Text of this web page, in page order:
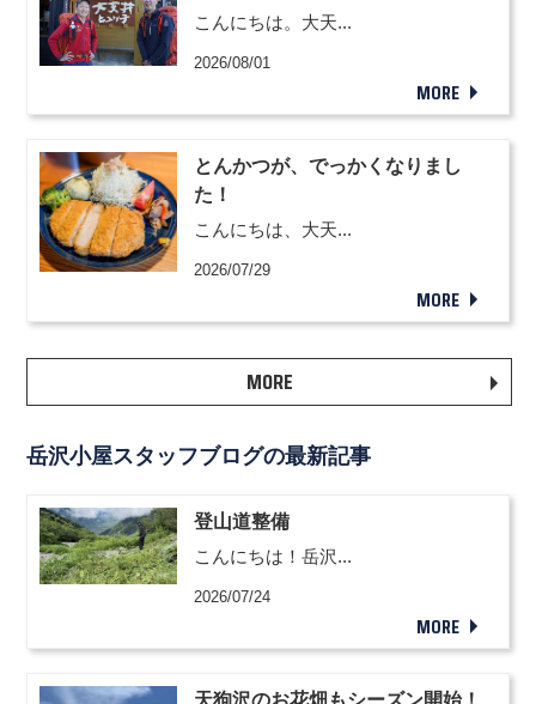
こんにちは。大天...
2026/08/01
MORE
とんかつが、でっかくなりまし
た！
こんにちは、大天...
2026/07/29
MORE
MORE
岳沢小屋スタッフブログの最新記事
登山道整備
こんにちは！岳沢...
2026/07/24
MORE